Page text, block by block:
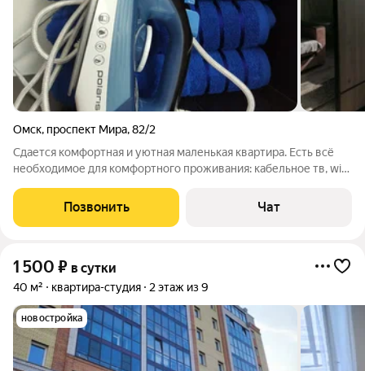
Омск, проспект Мира,82/2
Сдается комфортная и уютная маленькая квартира. Есть всё
необходимое для комфортного проживания: кабельное тв, wi-
чистое постельное, гигиенические принадлежности. Чистое
постельное,
Позвонить Чат
1 500 ₽ в сутки
40 м² квартира-студия 2 этаж из 9
новостройка